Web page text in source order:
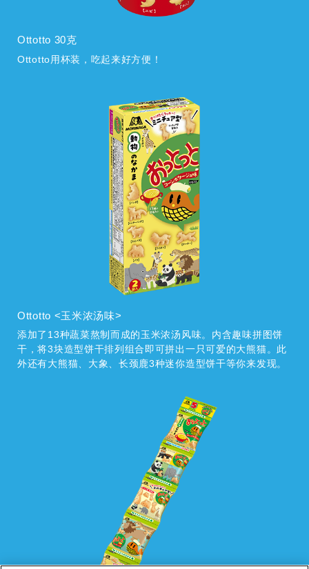
Ottotto 30克
Ottotto用杯装，吃起来好方便！
Ottotto <玉米浓汤味>
添加了13种蔬菜熬制而成的玉米浓汤风味。内含趣味拼图饼
干，将3块造型饼干排列组合即可拼出一只可爱的大熊猫。此
外还有大熊猫、大象、长颈鹿3种迷你造型饼干等你来发现。